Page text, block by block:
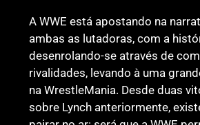
A WWE está apostando na
ambas as lutadoras, com a
desenrolando-se através de
rivalidades, levando à uma
na WrestleMania. Desde duas
sobre Lynch anteriormente,